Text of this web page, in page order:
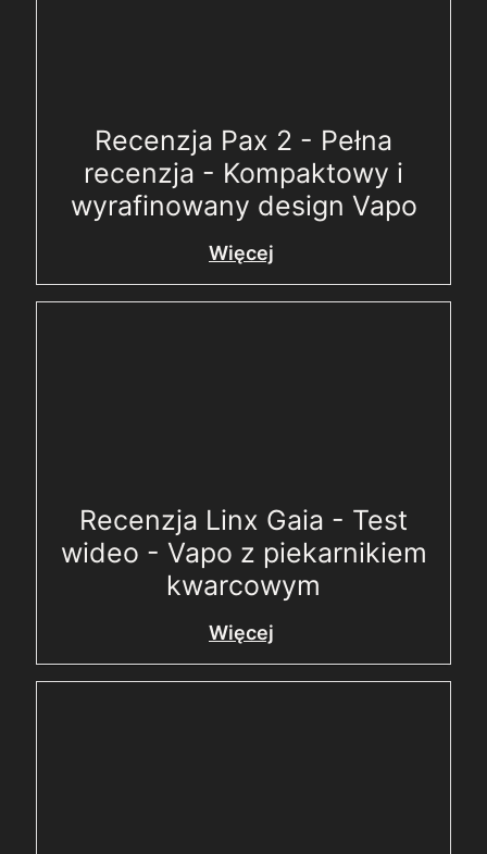
Recenzja Pax 2 - Pełna
recenzja - Kompaktowy i
wyrafinowany design Vapo
Więcej
Recenzja Linx Gaia - Test
wideo - Vapo z piekarnikiem
kwarcowym
Więcej